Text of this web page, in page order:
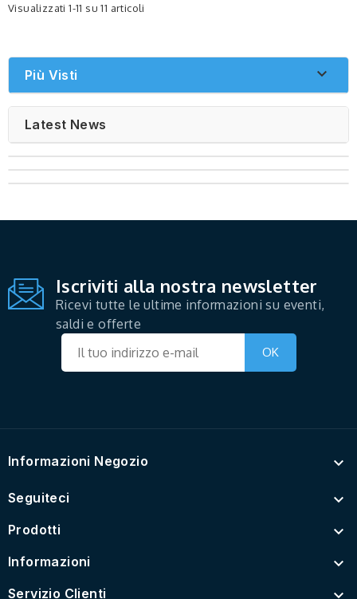
Visualizzati 1-11 su 11 articoli
Più Visti 
Latest News
Iscriviti alla nostra newsletter
Ricevi tutte le ultime informazioni su eventi,
saldi e offerte
Informazioni Negozio 
Seguiteci 
Prodotti 
Informazioni 
Servizio Clienti